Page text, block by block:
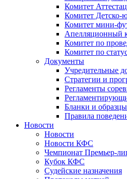
Комитет
Комитет Детско-
Комитет мини-
Апелляционный
Комитет по
Комитет по
Документы
Учредительные
Стратегии и
Регламенты
Бланки и
Правила
Новости
Новости
Новости КФС
Чемпионат Премьер-
Кубок КФС
Судейские назначения